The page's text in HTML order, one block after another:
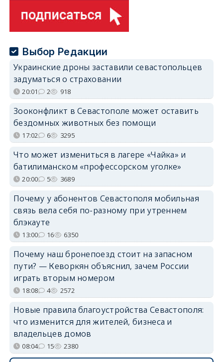
Выбор Редакции
Украинские дроны заставили севастопольцев
задуматься о страховании
20:01 2 918
Зооконфликт в Севастополе может оставить
бездомных животных без помощи
17:02 6 3295
Что может измениться в лагере «Чайка» и
батилиманском «профессорском уголке»
20:00 5 3689
Почему у абонентов Севастополя мобильная
связь вела себя по-разному при утреннем
блэкауте
13:00 16 6350
Почему наш бронепоезд стоит на запасном
пути? — Кеворкян объяснил, зачем России
играть вторым номером
18:08 4 2572
Новые правила благоустройства Севастополя:
что изменится для жителей, бизнеса и
владельцев домов
08:04 15 2380